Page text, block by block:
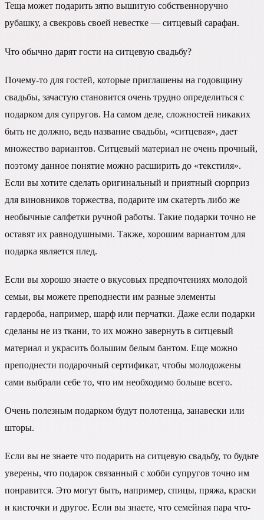
Теща может подарить зятю вышитую собственноручно
рубашку, а свекровь своей невестке — ситцевый сарафан.
Что обычно дарят гости на ситцевую свадьбу?
Почему-то для гостей, которые приглашены на годовщину
свадьбы, зачастую становится очень трудно определиться с
подарком для супругов. На самом деле, сложностей никаких
быть не должно, ведь название свадьбы, «ситцевая», дает
множество вариантов. Ситцевый материал не очень прочный,
поэтому данное понятие можно расширить до «текстиля».
Если вы хотите сделать оригинальный и приятный сюрприз
для виновников торжества, подарите им скатерть либо же
необычные салфетки ручной работы. Такие подарки точно не
оставят их равнодушными. Также, хорошим вариантом для
подарка является плед.
Если вы хорошо знаете о вкусовых предпочтениях молодой
семьи, вы можете преподнести им разные элементы
гардероба, например, шарф или перчатки. Даже если подарки
сделаны не из ткани, то их можно завернуть в ситцевый
материал и украсить большим белым бантом. Еще можно
преподнести подарочный сертификат, чтобы молодожены
сами выбрали себе то, что им необходимо больше всего.
Очень полезным подарком будут полотенца, занавески или
шторы.
Если вы не знаете что подарить на ситцевую свадьбу, то будьте
уверены, что подарок связанный с хобби супругов точно им
понравится. Это могут быть, например, спицы, пряжа, краски
и кисточки и другое. Если вы знаете, что семейная пара что-